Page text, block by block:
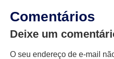
Comentários
Deixe um
O seu endereço de e-mail